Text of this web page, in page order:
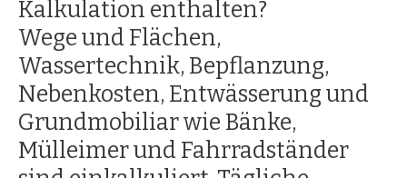
Kalkulation enthalten?
Wege und Flächen,
Wassertechnik, Bepflanzung,
Nebenkosten, Entwässerung und
Grundmobiliar wie Bänke,
Mülleimer und Fahrradständer